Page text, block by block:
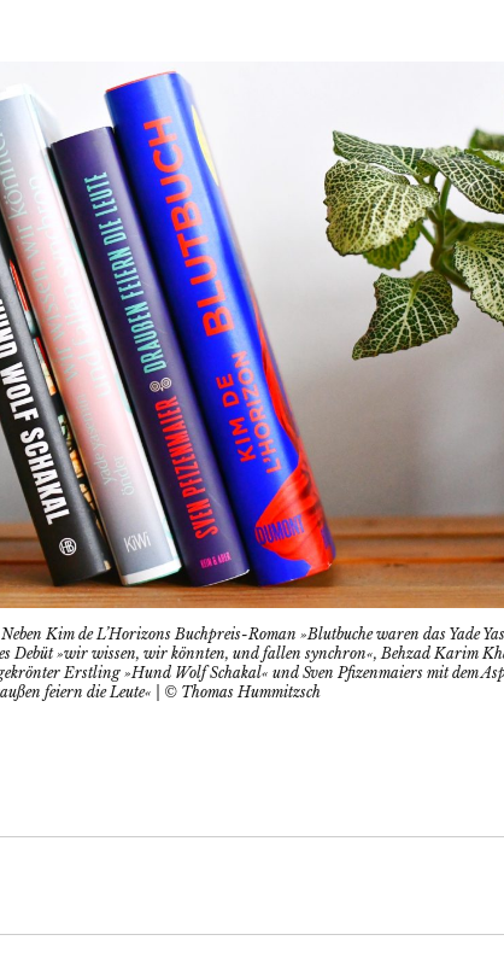
Kim de L’Horizons Buchpreis-Roman »Blutbuche waren das Yade
Debüt »wir wissen, wir könnten, und fallen synchron«, Behzad Karim
Erstling »Hund Wolf Schakal« und Sven Pfizenmaiers mit dem
feiern die Leute« | © Thomas Hummitzsch